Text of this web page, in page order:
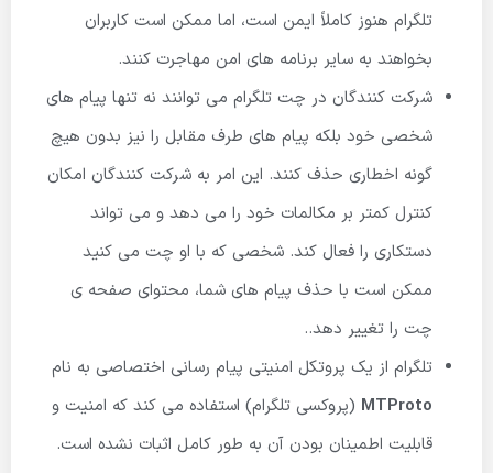
تلگرام هنوز کاملاً ایمن است، اما ممکن است کاربران
بخواهند به سایر برنامه های امن مهاجرت کنند.
شرکت کنندگان در چت تلگرام می توانند نه تنها پیام های
شخصی خود بلکه پیام های طرف مقابل را نیز بدون هیچ
گونه اخطاری حذف کنند. این امر به شرکت کنندگان امکان
کنترل کمتر بر مکالمات خود را می دهد و می تواند
دستکاری را فعال کند. شخصی که با او چت می کنید
ممکن است با حذف پیام های شما، محتوای صفحه ی
چت را تغییر دهد..
تلگرام از یک پروتکل امنیتی پیام رسانی اختصاصی به نام
MTProto (پروکسی تلگرام) استفاده می کند که امنیت و
قابلیت اطمینان بودن آن به طور کامل اثبات نشده است.